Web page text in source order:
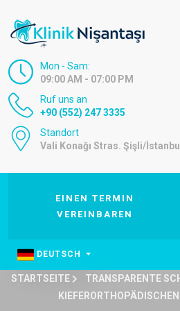
Mon - Sam:
09:00 AM - 07:00 PM
Ruf uns an
+90 (552) 247 3335
Standort
Vali Konağı Stras. Şişli/İstanbul
EINEN TERMIN
VEREINBAREN
DEUTSCH
STARTSEITE
TRANSPARENTE